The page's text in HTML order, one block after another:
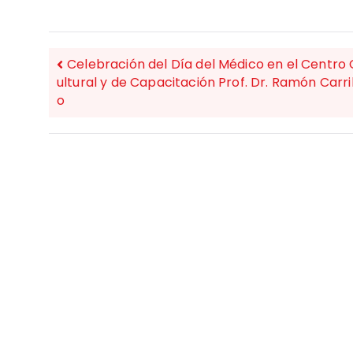
NAVEGACIÓN
DE
Celebración del Día del Médico en el Centro
ultural y de Capacitación Prof. Dr. Ramón
o